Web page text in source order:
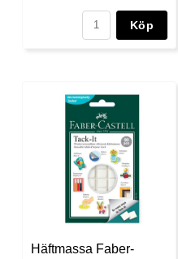
Köp
Häftmassa Faber-